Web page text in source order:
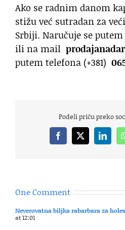
Ako se radnim danom
stižu već sutradan za
Srbiji. Naručuje se
ili na mail
putem telefona (+381)
Podeli priču preko
Facebook
X
One Comment
Neverovatna biljka rabarbara za
at 12:01